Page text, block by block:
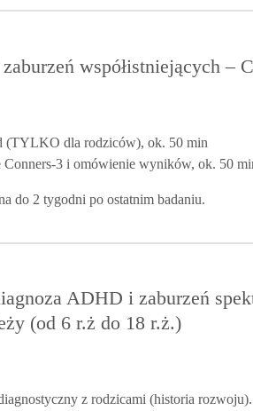
współistniejących –
(TYLKO dla rodziców), ok. 50 min
Conners-3 i omówienie wyników, ok. 50
do 2 tygodni po ostatnim badaniu.
ADHD i zaburzeń
(od 6 r.ż do 18 r.ż.)
z rodzicami (historia rozwoju).